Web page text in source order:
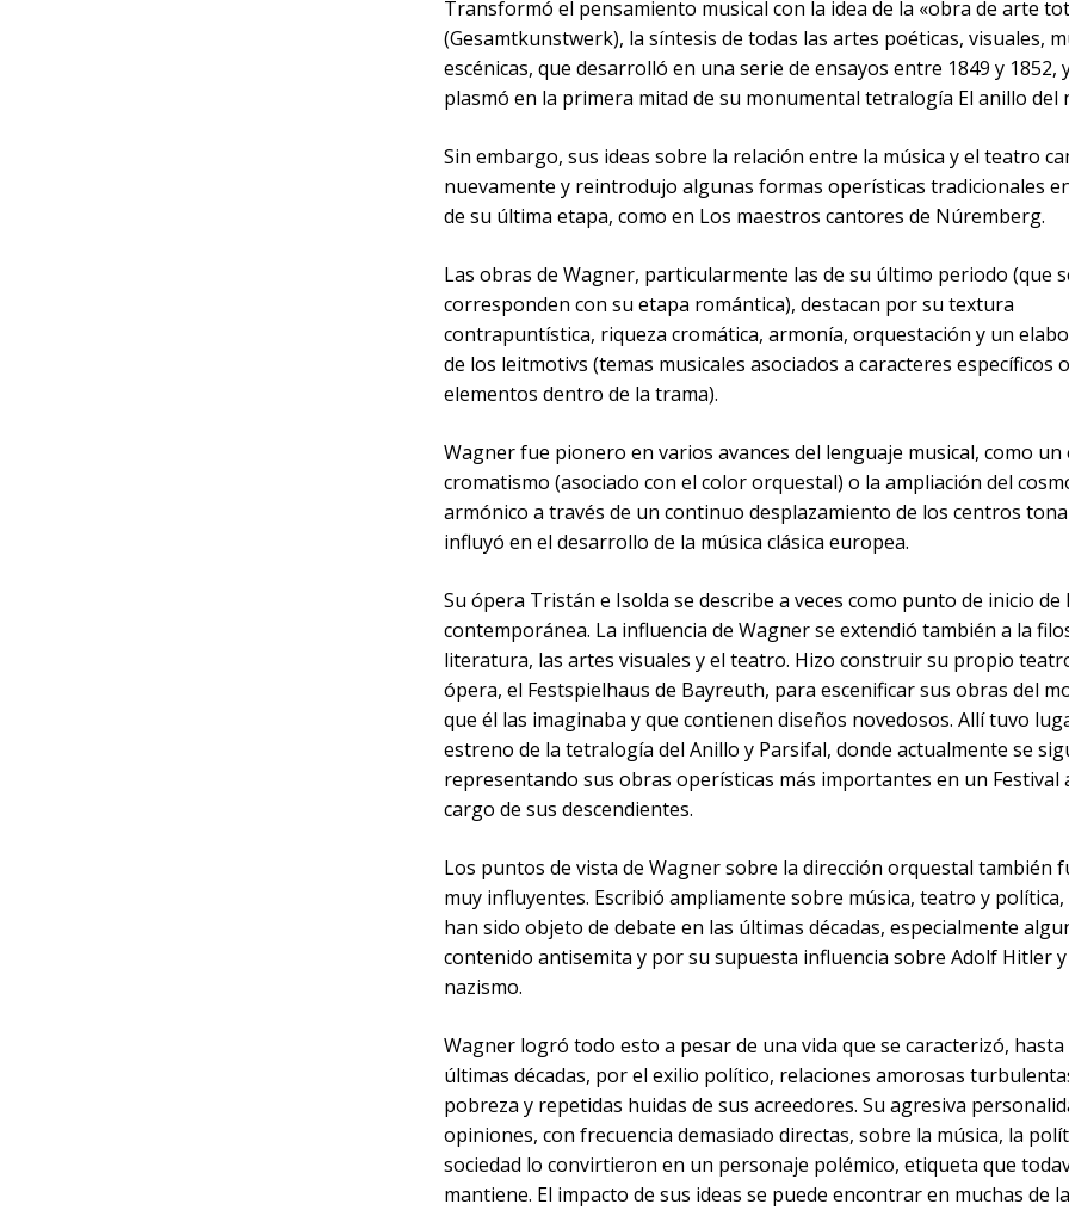
Transformó el pensamiento musical con la idea de la «obra de arte
(Gesamtkunstwerk), la síntesis de todas las artes poéticas, visuales,
escénicas, que desarrolló en una serie de ensayos entre 1849 y 1852,
plasmó en la primera mitad de su monumental tetralogía El anillo del
Sin embargo, sus ideas sobre la relación entre la música y el teatro
nuevamente y reintrodujo algunas formas operísticas tradicionales
de su última etapa, como en Los maestros cantores de Núremberg.
Las obras de Wagner, particularmente las de su último periodo (que
corresponden con su etapa romántica), destacan por su textura
contrapuntística, riqueza cromática, armonía, orquestación y un
de los leitmotivs (temas musicales asociados a caracteres específicos o
elementos dentro de la trama).
Wagner fue pionero en varios avances del lenguaje musical, como
cromatismo (asociado con el color orquestal) o la ampliación del
armónico a través de un continuo desplazamiento de los centros
influyó en el desarrollo de la música clásica europea.
Su ópera Tristán e Isolda se describe a veces como punto de inicio de
contemporánea. La influencia de Wagner se extendió también a la
literatura, las artes visuales y el teatro. Hizo construir su propio
ópera, el Festspielhaus de Bayreuth, para escenificar sus obras del
que él las imaginaba y que contienen diseños novedosos. Allí tuvo
estreno de la tetralogía del Anillo y Parsifal, donde actualmente se
representando sus obras operísticas más importantes en un Festival
cargo de sus descendientes.
Los puntos de vista de Wagner sobre la dirección orquestal también
muy influyentes. Escribió ampliamente sobre música, teatro y
han sido objeto de debate en las últimas décadas, especialmente
contenido antisemita y por su supuesta influencia sobre Adolf Hitler
nazismo.
Wagner logró todo esto a pesar de una vida que se caracterizó, hasta
últimas décadas, por el exilio político, relaciones amorosas
pobreza y repetidas huidas de sus acreedores. Su agresiva
opiniones, con frecuencia demasiado directas, sobre la música, la
sociedad lo convirtieron en un personaje polémico, etiqueta que
mantiene. El impacto de sus ideas se puede encontrar en muchas de